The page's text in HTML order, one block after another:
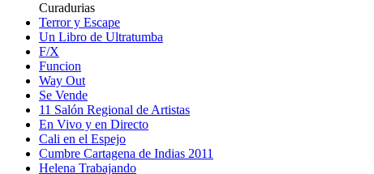
Curadurias
Terror y Escape
Un Libro de Ultratumba
F/X
Funcion
Way Out
Se Vende
11 Salón Regional de Artistas
En Vivo y en Directo
Cali en el Espejo
Cumbre Cartagena de Indias 2011
Helena Trabajando